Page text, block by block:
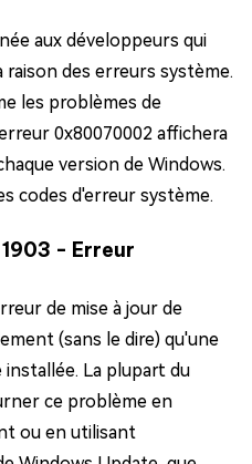
aux développeurs qui
des erreurs système.
les problèmes de
0x80070002 affichera
version de Windows.
codes d'erreur système.
- Erreur
de mise à jour de
(sans le dire) qu'une
La plupart du
ce problème en
ou en utilisant